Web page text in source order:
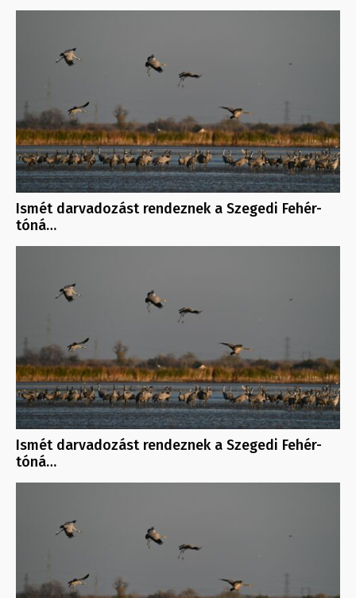
Ismét darvadozást rendeznek a Szegedi Fehér-
tóná…
Ismét darvadozást rendeznek a Szegedi Fehér-
tóná…